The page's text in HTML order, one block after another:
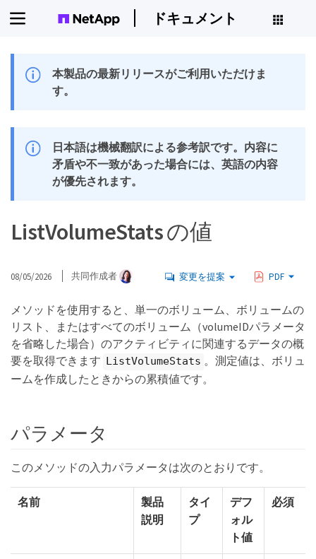
ドキュメント
本製品の最新リリースがご利用いただけま
す。
日本語は機械翻訳による参考訳です。内容に
矛盾や不一致があった場合には、英語の内容
が優先されます。
ListVolumeStats の値
08/05/2026 共同作成者 変更を提案 PDF
メソッドを使用すると、単一のボリューム、ボリュームの
リスト、またはすべてのボリューム（volumeIDパラメータ
を省略した場合）のアクティビティに関連するデータの概
要を取得できます ListVolumeStats 。測定値は、ボリュ
ームを作成したときからの累積値です。
パラメータ
このメソッドの入力パラメータは次のとおりです。
名前
製品
説明
タイ
プ
デフ
ォル
ト値
必須